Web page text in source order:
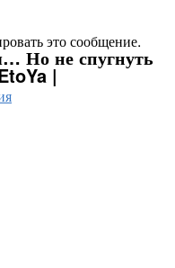
это сообщение.
Но не спугнуть
|